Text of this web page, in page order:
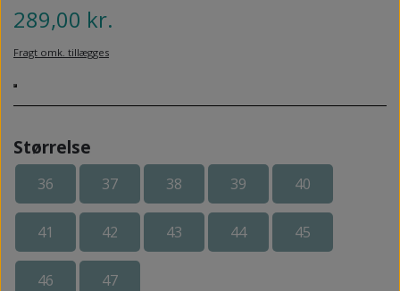
VABLER
SKINCAIR
289,00 kr.
Fragt omk. tillægges
Størrelse
36 37 38 39 40
41 42 43 44 45
46 47